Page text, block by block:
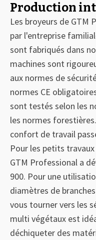
Production
Les broyeurs de GTM
par l'entreprise
sont fabriqués dans
machines sont
aux normes de
normes CE
sont testés selon les
les normes
confort de travail
Pour les petits
GTM Professional a
900. Pour une
diamètres de
vous tourner vers les
multi végétaux est
déchiqueter des